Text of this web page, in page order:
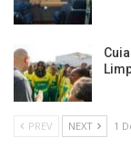
PREV NEXT 1